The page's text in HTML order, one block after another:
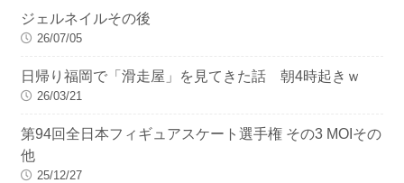
ジェルネイルその後
26/07/05
日帰り福岡で「滑走屋」を見てきた話 朝4時起きｗ
26/03/21
第94回全日本フィギュアスケート選手権 その3 MOIその
他
25/12/27